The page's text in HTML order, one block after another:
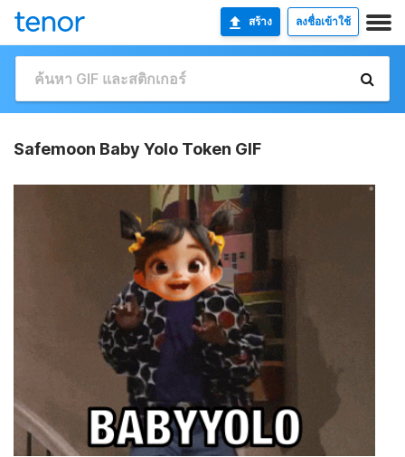
สร้าง ลงชื่อเข้าใช้
Safemoon Baby Yolo Token GIF